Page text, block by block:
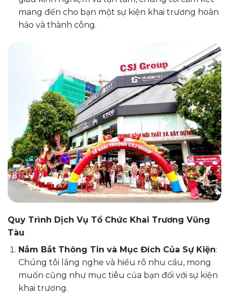
mang đến cho bạn một sự kiện khai trương hoàn
hảo và thành công.
Quy Trình Dịch Vụ Tổ Chức Khai Trương Vũng
Tàu
Nắm Bắt Thông Tin và Mục Đích Của Sự Kiện:
Chúng tôi lắng nghe và hiểu rõ nhu cầu, mong
muốn cũng như mục tiêu của bạn đối với sự kiện
khai trương.